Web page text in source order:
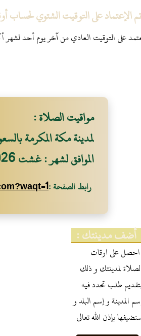
الإعتماد على التوقيت الشتوي لحساب
على التوقيت العادي من آخر يوم أحد
مواقيت الصلاة :
لمدينة مكة المكرمة
الموافق لشهر : غشت 2026
رابط الصفحة :
أضف مدينتك :
احصل على اوقات
لمدينتك و ذلك
طلب تحدد فيه
المدينة و إسم البلد و
بإذن الله تعالى